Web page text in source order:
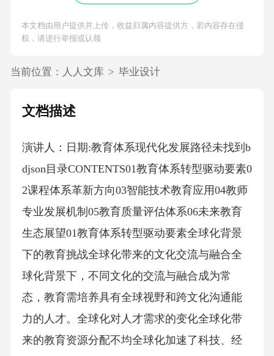
本文档由用户提供并上传，收益归属内容提供方，若内容存在侵
权，请进行举报或认领
当前位置： 人人文库 > 毕业设计
文档描述
演讲人：日期:教育体系现代化发展路径未找到b
djson目录CONTENTS01教育体系转型驱动要素0
2课程体系革新方向03智能技术教育应用04教师
专业发展机制05教育质量评估体系06未来教育
生态展望01教育体系转型驱动要素全球化背景
下的教育挑战全球化带来的文化交流与融合全
球化背景下，不同文化的交流与融合成为常
态，教育需培养具有全球视野和跨文化沟通能
力的人才。全球化对人才需求的变化全球化带
来的教育资源分配不均全球化加速了科技、经